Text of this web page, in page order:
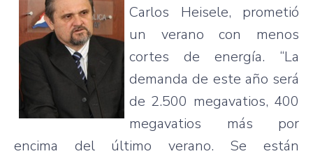
Carlos Heisele, prometió
un verano con menos
cortes de energía. “La
demanda de este año será
de 2.500 megavatios, 400
megavatios
más
por
encima del último verano. Seestán